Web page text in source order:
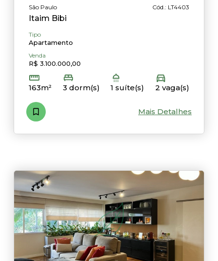
São Paulo Cód.: LT4403
Itaim Bibi
Tipo
Apartamento
Venda
R$ 3.100.000,00
163m² 3 dorm(s) 1 suíte(s) 2 vaga(s)
Mais Detalhes